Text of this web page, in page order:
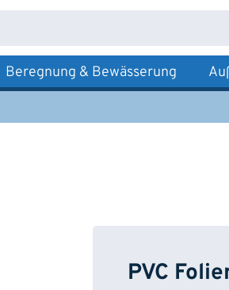
Beregnung & Bewässerung
PVC